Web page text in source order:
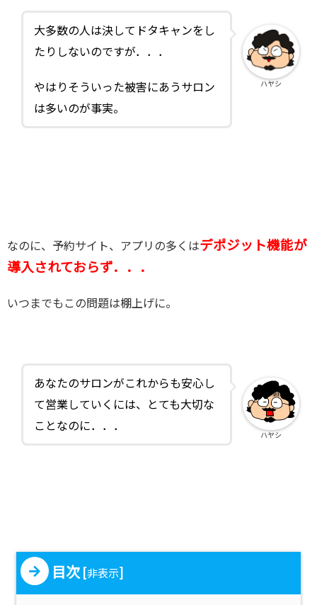
大多数の人は決してドタキャンをし
たりしないのですが．．．
やはりそういった被害にあうサロン
は多いのが事実。
ハヤシ
なのに、予約サイト、アプリの多くはデポジット機能が
導入されておらず．．．
いつまでもこの問題は棚上げに。
あなたのサロンがこれからも安心し
て営業していくには、とても大切な
ことなのに．．．
ハヤシ
目次 [非表示]